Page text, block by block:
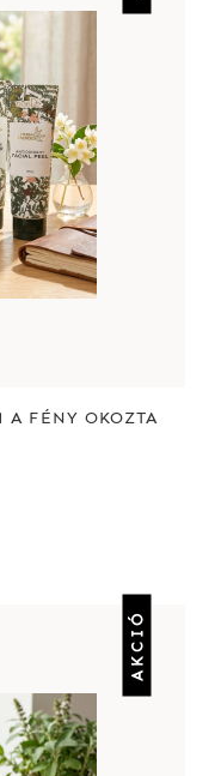
A FÉNY OKOZTA
AKCIÓ